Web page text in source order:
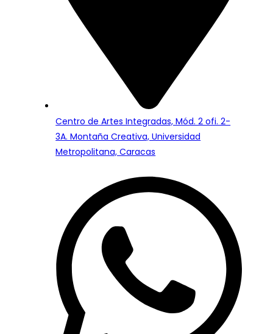
Centro de Artes Integradas, Mód. 2 ofi. 2-
3A. Montaña Creativa, Universidad
Metropolitana, Caracas